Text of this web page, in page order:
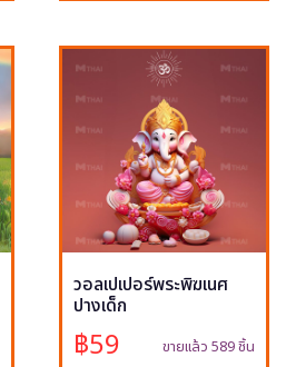
วอลเปเปอร์พระพิฆเนศ
ปางเด็ก
฿59 ขายแล้ว 589 ชิ้น